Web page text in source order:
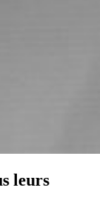
leurs